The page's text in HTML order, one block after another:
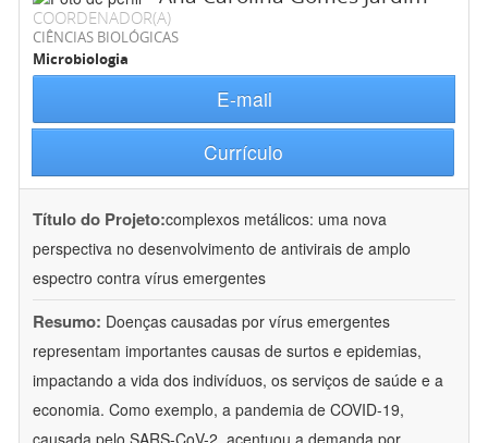
COORDENADOR(A)
CIÊNCIAS BIOLÓGICAS
Microbiologia
E-mail
Currículo
Título do Projeto:complexos metálicos: uma nova
perspectiva no desenvolvimento de antivirais de amplo
espectro contra vírus emergentes
Resumo: Doenças causadas por vírus emergentes
representam importantes causas de surtos e epidemias,
impactando a vida dos indivíduos, os serviços de saúde e a
economia. Como exemplo, a pandemia de COVID-19,